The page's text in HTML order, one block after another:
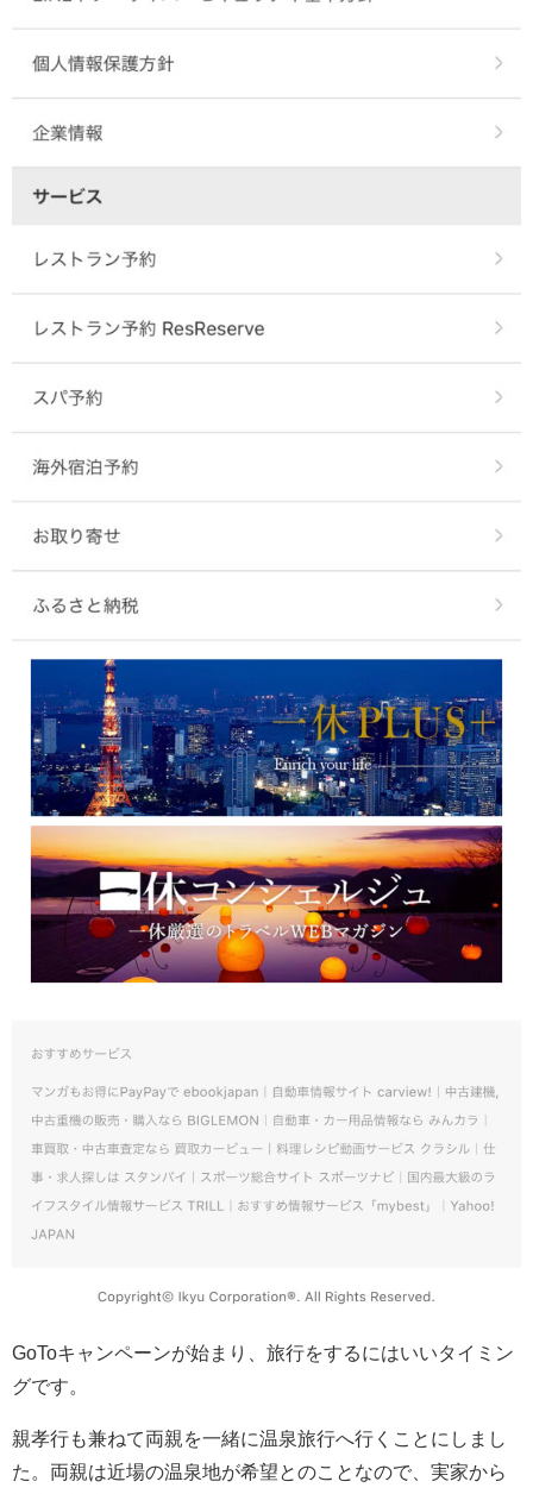
GoToキャンペーンが始まり、旅行をするにはいいタイミン
グです。
親孝行も兼ねて両親を一緒に温泉旅行へ行くことにしまし
た。両親は近場の温泉地が希望とのことなので、実家から